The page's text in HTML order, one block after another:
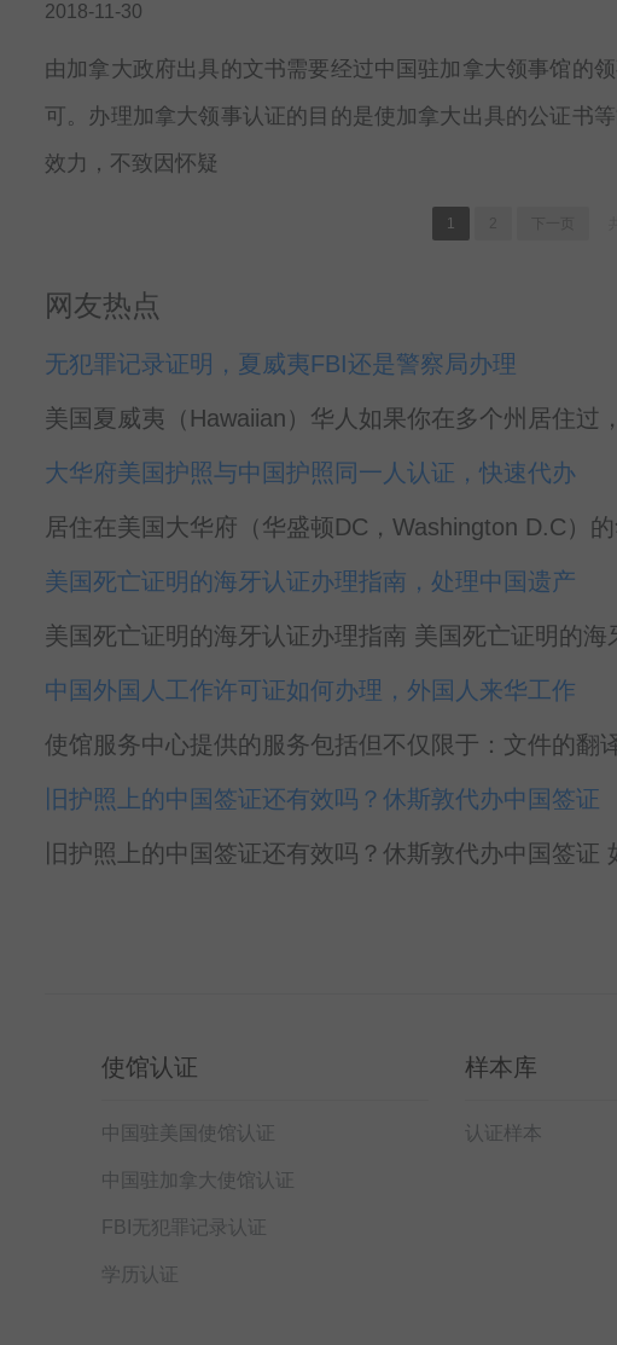
2018-11-30
由加拿大政府出具的文书需要经过中国驻加拿大领事馆的
可。办理加拿大领事认证的目的是使加拿大出具的公证书
效力，不致因怀疑
1
网友热点
无犯罪记录证明，夏威夷FBI还是警察局办理
美国夏威夷（Hawaiian）华人如果你在多个州居住过
大华府美国护照与中国护照同一人认证，快速代办
居住在美国大华府（华盛顿DC，Washington D.C）
美国死亡证明的海牙认证办理指南，处理中国遗产
美国死亡证明的海牙认证办理指南 美国死亡证明的海
中国外国人工作许可证如何办理，外国人来华工作
使馆服务中心提供的服务包括但不仅限于：文件的翻
旧护照上的中国签证还有效吗？休斯敦代办中国签证
旧护照上的中国签证还有效吗？休斯敦代办中国签
使馆认证
中国驻美国使馆认证
中国驻加拿大使馆认证
FBI无犯罪记录认证
学历认证
样本库
认证样本